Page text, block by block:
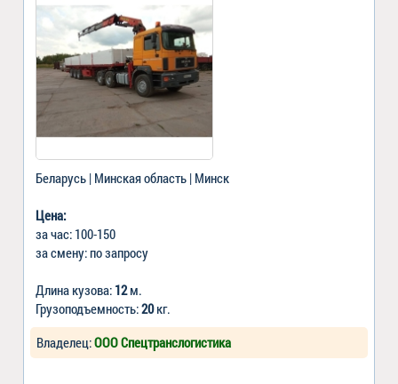
Беларусь | Минская область | Минск
Цена:
за час: 100-150
за смену: по запросу
Длина кузова: 12м.
Грузоподъемность:20кг.
Владелец:ООО Спецтранслогистика